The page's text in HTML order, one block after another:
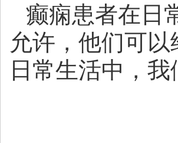
癫痫患者在日
允许，他们可
日常生活中，